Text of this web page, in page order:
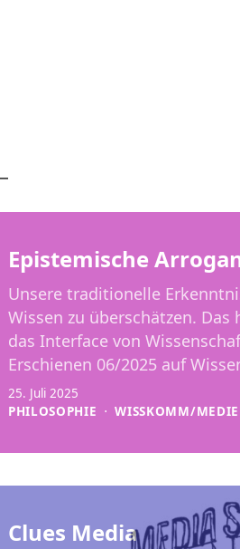
Epistemische
Unsere traditionelle
Wissen zu überschätzen.
das Interface von
Erschienen 06/2025 auf
25. Juli 2025
PHILOSOPHIE ⋅WISSKOMM/
Clues Media